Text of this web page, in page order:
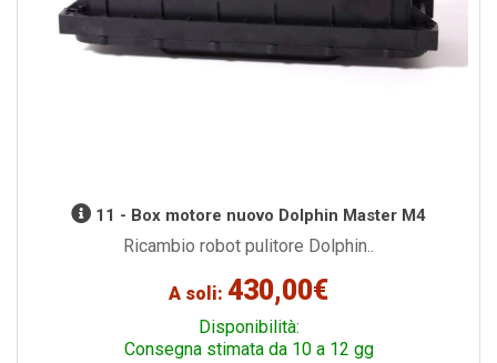
11 - Box motore nuovo Dolphin Master M4
Ricambio robot pulitore Dolphin..
A soli: 430,00€
Disponibilità:
Consegna stimata da 10 a 12 gg